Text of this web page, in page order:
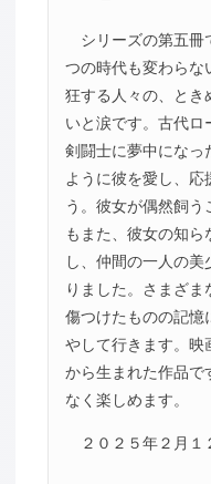
シリーズの第五冊
つの時代も変わらな
狂する人々の、とき
いと涙です。古代ロ
剣闘士に夢中になっ
ように彼を愛し、応
う。彼女が偶然飼う
もまた、彼女の知ら
し、仲間の一人の
りました。さまざ
傷つけたものの記憶
やして行きます。映
から生まれた作品で
なく楽しめます。
２０２５年２月１